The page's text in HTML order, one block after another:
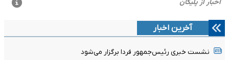
آخرین اخبار
نشست خبری رئیس‌جمهور فردا برگزار می‌شود